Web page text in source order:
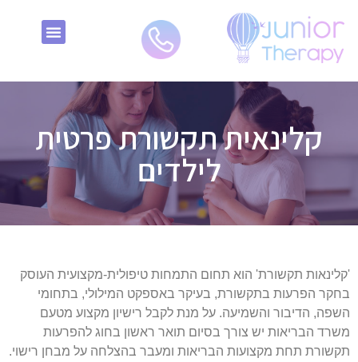
קלינאית תקשורת פרטית
לילדים
'קלינאות תקשורת' הוא תחום התמחות טיפולית-מקצועית העוסק
בחקר הפרעות בתקשורת, בעיקר באספקט המילולי, בתחומי
השפה, הדיבור והשמיעה. על מנת לקבל רישיון מקצוע מטעם
משרד הבריאות יש צורך בסיום תואר ראשון בחוג להפרעות
תקשורת תחת מקצועות הבריאות ומעבר בהצלחה על מבחן רישוי.